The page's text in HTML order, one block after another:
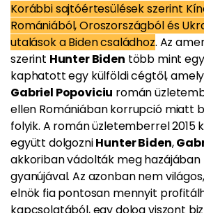
Korábbi sajtóértesülések szerint
Romániából, Oroszországból és
utalások a Biden családhoz. Az
szerint Hunter Biden több mint
kaphatott egy külföldi cégtől,
Gabriel Popoviciu román
ellen Romániában korrupció miatt
folyik. A román üzletemberrel 2015
együtt dolgozniHunter Biden,
akkoriban vádolták meg
gyanújával. Az azonban nem
elnök fia pontosan mennyit